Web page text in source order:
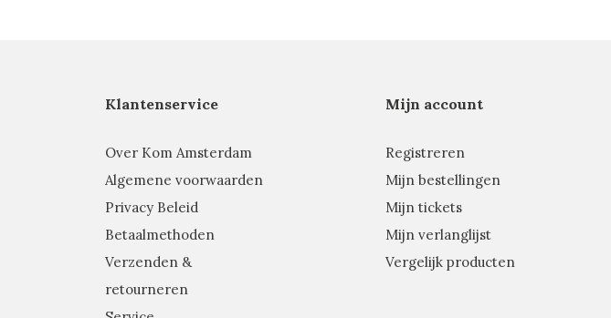
Klantenservice
Over Kom Amsterdam
Algemene voorwaarden
Privacy Beleid
Betaalmethoden
Verzenden &
retourneren
Mijn account
Registreren
Mijn bestellingen
Mijn tickets
Mijn verlanglijst
Vergelijk producten